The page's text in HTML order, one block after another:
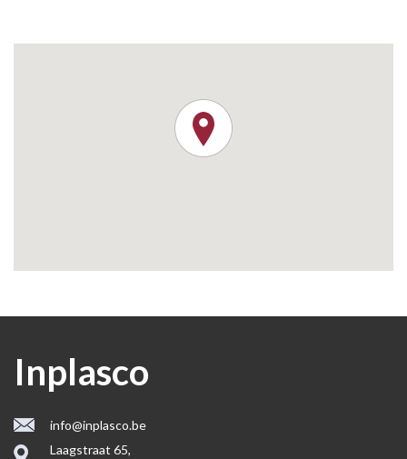
Inplasco
info@inplasco.be
Laagstraat 65,